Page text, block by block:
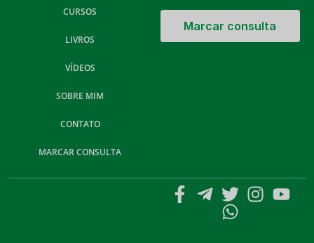
CURSOS
LIVROS
VÍDEOS
SOBRE MIM
CONTATO
MARCAR CONSULTA
Marcar consulta